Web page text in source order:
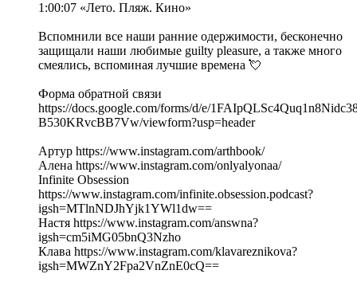
1:00:07 «Лето. Пляж. Кино»
Вспомнили все наши ранние одержимости, бесконечно
защищали наши любимые guilty pleasure, а также много
смеялись, вспоминая лучшие времена 💘
Форма обратной связи
https://docs.google.com/forms/d/e/
B530KRvcBB7Vw/viewform?usp=header
Артур https://www.instagram.com/arthbook/
Алена https://www.instagram.com/onlyalyonaa/
Infinite Obsession
https://www.instagram.com/infinite.obsession.podcast?
igsh=MTlnNDJhYjk1YWl1dw==
Настя https://www.instagram.com/answna?
igsh=cm5iMG05bnQ3Nzho
Клава https://www.instagram.com/klavareznikova?
igsh=MWZnY2Fpa2VnZnE0cQ==